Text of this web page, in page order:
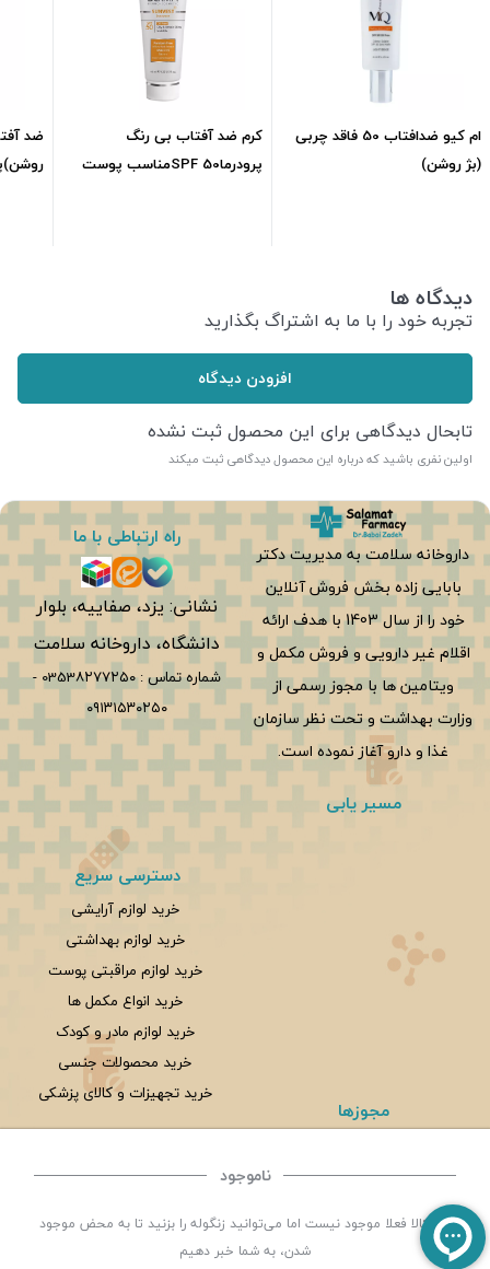
ام کیو ضدافتاب 50 فاقد چربی
(بژ روشن)
کرم ضد آفتاب بی رنگ
پرودرماSPF 50مناسب پوست
ضد
دیدگاه ها
تجربه خود را با ما به اشتراگ بگذارید
افزودن دیدگاه
تابحال دیدگاهی برای این محصول ثبت نشده
اولین نفری باشید که درباره این محصول دیدگاهی ثبت میکند
ناموجود
این کالا فعلا موجود نیست اما می‌توانید زنگوله را بزنید تا به محض موجود
شدن، به شما خبر دهیم
داروخانه سلامت به مدیریت دکتر
بابایی زاده بخش فروش آنلاین
خود را از سال 1403 با هدف ارائه
اقلام غیر دارویی و فروش مکمل و
ویتامین ها با مجوز رسمی از
وزارت بهداشت و تحت نظر سازمان
غذا و دارو آغاز نموده است.
راه ارتباطی با ما
نشانی: یزد، صفاییه، بلوار
دانشگاه، داروخانه سلامت
شماره تماس :0353۸۲۷۷۲۵۰ -
۰۹۱۳۱۵۳۰۲۵۰
مسیر یابی
مجوزها
دسترسی سریع
خرید لوازم آرایشی
خرید لوازم بهداشتی
خرید لوازم مراقبتی پوست
خرید انواع مکمل ها
خرید لوازم مادر و کودک
خرید محصولات جنسی
خرید تجهیزات و کالای پزشکی
© تمامی حقوق این سایت متعلق بهداروخانه شبانه روزی سلامت یزد می باشد. | توسعه و کد
نویسی:سپکام سیستم طراحی ،اجرا و سئو:شرکت دیجیتال مارکتینگ سپتا